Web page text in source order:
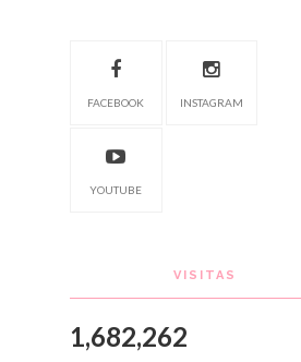
FACEBOOK INSTAGRAM
YOUTUBE
VISITAS
1,682,262